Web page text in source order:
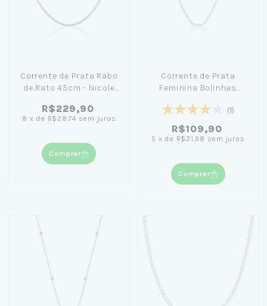
Corrente de Prata Rabo
de Rato 45cm - Nicole
R$229,90
8 x de R$28,74 sem juros
Comprar
Corrente de Prata
Feminina Bolinhas
(1)
R$109,90
5 x de R$21,98 sem juros
Comprar